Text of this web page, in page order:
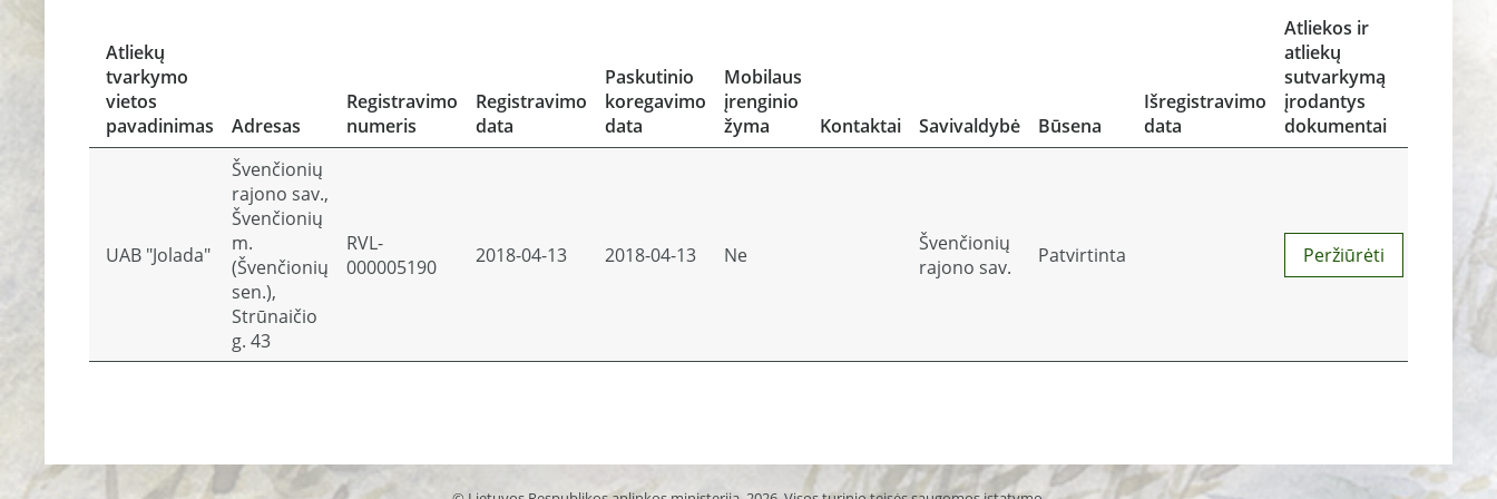
Atliekų
tvarkymo
vietos
pavadinimas
Adresas
Registravimo
numeris
Registravimo
data
Paskutinio
koregavimo
data
Mobilaus
įrenginio
žyma
Kontaktai Savivaldybė Būsena
Išregistravimo
data
Atliekos ir
atliekų
sutvarkymą
įrodantys
dokumentai
UAB "Jolada"
Švenčionių
rajono sav.,
Švenčionių
m.
(Švenčionių
sen.),
Strūnaičio
g. 43
RVL-
000005190
2018-04-13 2018-04-13 Ne
Švenčionių
rajono sav.
Patvirtinta Peržiūrėti